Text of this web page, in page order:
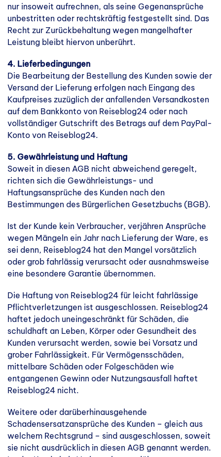
nur insoweit aufrechnen, als seine Gegenansprüche
unbestritten oder rechtskräftig festgestellt sind. Das
Recht zur Zurückbehaltung wegen mangelhafter
Leistung bleibt hiervon unberührt.
4. Lieferbedingungen
Die Bearbeitung der Bestellung des Kunden sowie der
Versand der Lieferung erfolgen nach Eingang des
Kaufpreises zuzüglich der anfallenden Versandkosten
auf dem Bankkonto von Reiseblog24 oder nach
vollständiger Gutschrift des Betrags auf dem PayPal-
Konto von Reiseblog24.
5. Gewährleistung und Haftung
Soweit in diesen AGB nicht abweichend geregelt,
richten sich die Gewährleistungs- und
Haftungsansprüche des Kunden nach den
Bestimmungen des Bürgerlichen Gesetzbuchs (BGB).
Ist der Kunde kein Verbraucher, verjähren Ansprüche
wegen Mängeln ein Jahr nach Lieferung der Ware, es
sei denn, Reiseblog24 hat den Mangel vorsätzlich
oder grob fahrlässig verursacht oder ausnahmsweise
eine besondere Garantie übernommen.
Die Haftung von Reiseblog24 für leicht fahrlässige
Pflichtverletzungen ist ausgeschlossen. Reiseblog24
haftet jedoch uneingeschränkt für Schäden, die
schuldhaft an Leben, Körper oder Gesundheit des
Kunden verursacht werden, sowie bei Vorsatz und
grober Fahrlässigkeit. Für Vermögensschäden,
mittelbare Schäden oder Folgeschäden wie
entgangenen Gewinn oder Nutzungsausfall haftet
Reiseblog24 nicht.
Weitere oder darüberhinausgehende
Schadensersatzansprüche des Kunden – gleich aus
welchem Rechtsgrund – sind ausgeschlossen, soweit
sie nicht ausdrücklich in diesen AGB genannt werden.